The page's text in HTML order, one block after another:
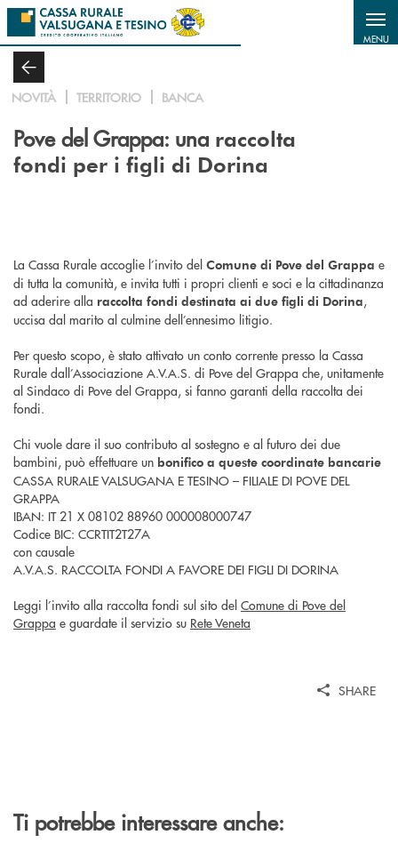
Salta al contenuto principale
MENU
NOVITÀ TERRITORIO BANCA
Pove del Grappa: una raccolta
fondi per i figli di Dorina
La Cassa Rurale accoglie l’invito del Comune di Pove del Grappa e
di tutta la comunità, e invita tutti i propri clienti e soci e la cittadinanza
ad aderire alla raccolta fondi destinata ai due figli di Dorina,
uccisa dal marito al culmine dell’ennesimo litigio.
Per questo scopo, è stato attivato un conto corrente presso la Cassa
Rurale dall’Associazione A.V.A.S. di Pove del Grappa che, unitamente
al Sindaco di Pove del Grappa, si fanno garanti della raccolta dei
fondi.
Chi vuole dare il suo contributo al sostegno e al futuro dei due
bambini, può effettuare un bonifico a queste coordinate bancarie
CASSA RURALE VALSUGANA E TESINO – FILIALE DI POVE DEL
GRAPPA
IBAN: IT 21 X 08102 88960 000008000747
Codice BIC: CCRTIT2T27A
con causale
A.V.A.S. RACCOLTA FONDI A FAVORE DEI FIGLI DI DORINA
Leggi l’invito alla raccolta fondi sul sito del Comune di Pove del
Grappa e guardate il servizio su Rete Veneta
SHARE
Ti potrebbe interessare anche: